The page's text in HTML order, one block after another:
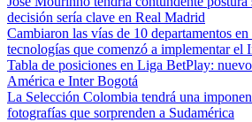
decisión sería clave en Real Madrid
Cambiaron las vías de 10 departamentos
tecnologías que comenzó a implementar el
Tabla de posiciones en Liga BetPlay:
América e Inter Bogotá
La Selección Colombia tendrá una
fotografías que sorprenden a Sudamérica